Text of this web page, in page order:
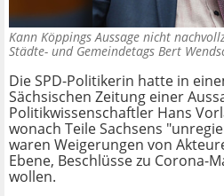
Kann Köppings Aussage nicht
Städte- und Gemeindetags Bert
Die SPD-Politikerin hatte in
Sächsischen Zeitung einer
Politikwissenschaftler Hans
wonach Teile Sachsens
waren Weigerungen von
Ebene, Beschlüsse zu Corona-
wollen.